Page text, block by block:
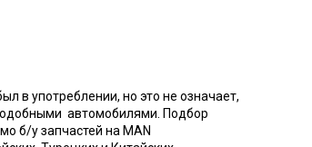
в употреблении, но это не означает,
автомобилями. Подбор
б/у запчастей на MAN